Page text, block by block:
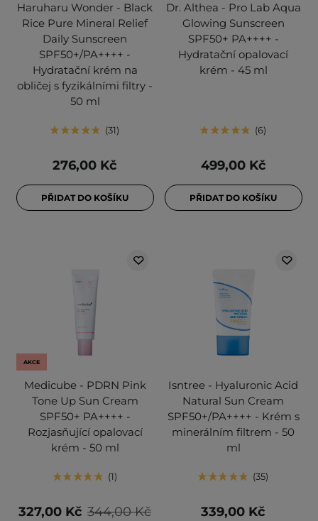
Haruharu Wonder - Black
Rice Pure Mineral Relief
Daily Sunscreen
SPF50+/PA++++ -
Hydratační krém na
obličej s fyzikálními filtry -
50 ml
31
276,00 Kč
PŘIDAT DO KOŠÍKU
Dr. Althea - Pro Lab Aqua
Glowing Sunscreen
SPF50+ PA++++ -
Hydratační opalovací
krém - 45 ml
6
499,00 Kč
PŘIDAT DO KOŠÍKU
AKCE
Medicube - PDRN Pink
Tone Up Sun Cream
SPF50+ PA++++ -
Rozjasňující opalovací
krém - 50 ml
1
344,00 Kč
327,00 Kč
Isntree - Hyaluronic Acid
Natural Sun Cream
SPF50+/PA++++ - Krém s
minerálním filtrem - 50
ml
35
339,00 Kč